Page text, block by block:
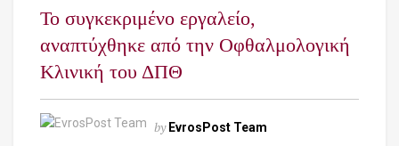
Το συγκεκριμένο εργαλείο,
αναπτύχθηκε από την Οφθαλμολογική
Κλινική του ΔΠΘ
by EvrosPost Team